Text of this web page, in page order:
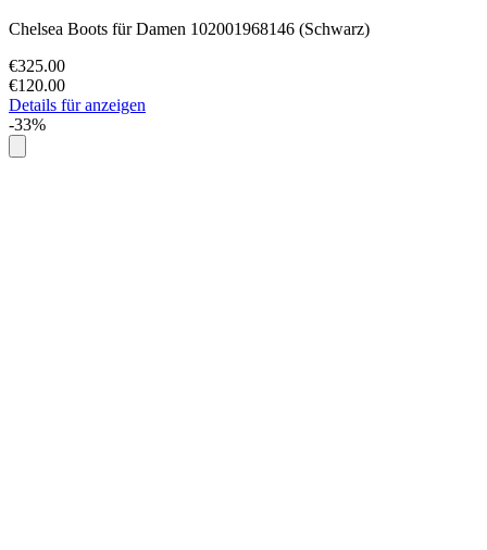
Chelsea Boots für Damen 102001968146 (Schwarz)
€325.00
€120.00
Details für anzeigen
-33%